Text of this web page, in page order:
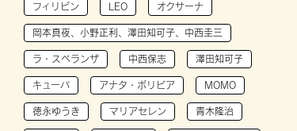
フィリピン LEO オクサーナ
岡本真夜、小野正利、澤田知可子、中西圭三
ラ・スペランザ 中西保志 澤田知可子
キューバ アナタ・ボリビア MOMO
徳永ゆうき マリアセレン 青木隆治